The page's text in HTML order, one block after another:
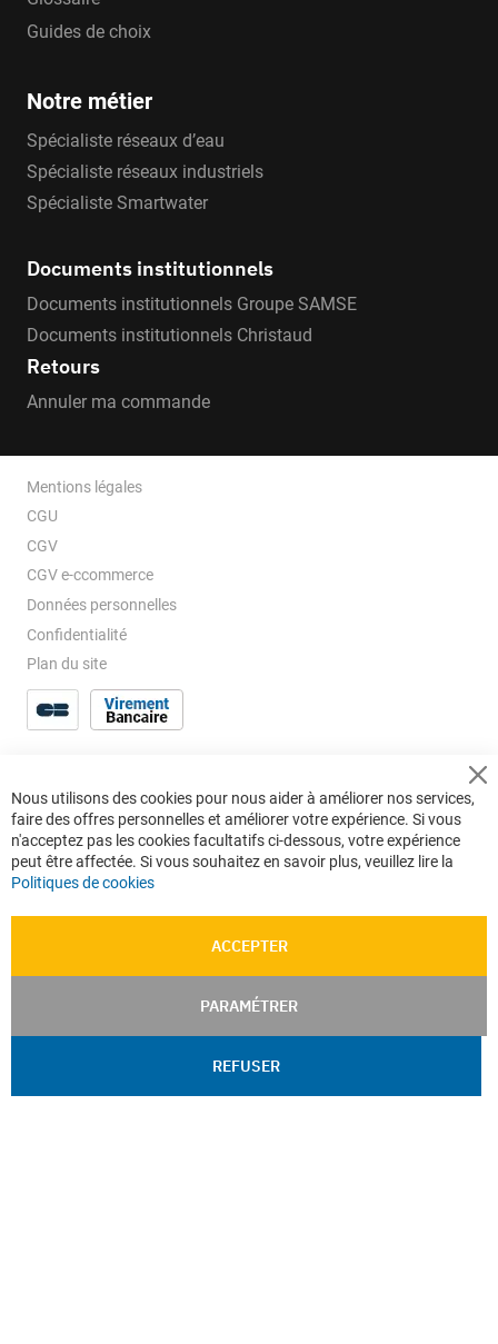
Guides de choix
Notre métier
Spécialiste réseaux d’eau
Spécialiste réseaux industriels
Spécialiste Smartwater
Documents institutionnels
Documents institutionnels Groupe SAMSE
Documents institutionnels Christaud
Retours
Annuler ma commande
Mentions légales
CGU
CGV
CGV e-ccommerce
Données personnelles
Confidentialité
Plan du site
Nous utilisons des cookies pour nous aider à améliorer nos services,
faire des offres personnelles et améliorer votre expérience. Si vous
n'acceptez pas les cookies facultatifs ci-dessous, votre expérience
peut être affectée. Si vous souhaitez en savoir plus, veuillez lire la
Politiques de cookies
ACCEPTER
PARAMÉTRER
REFUSER